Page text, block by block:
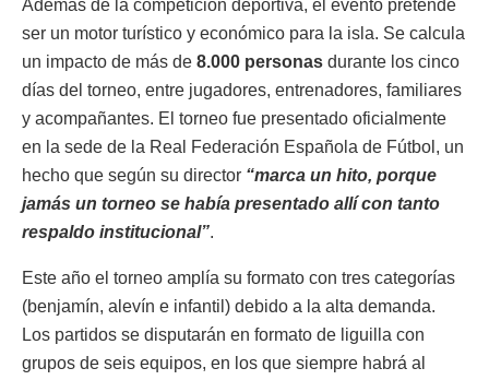
Además de la competición deportiva, el evento pretende
ser un motor turístico y económico para la isla. Se calcula
un impacto de más de 8.000 personas durante los cinco
días del torneo, entre jugadores, entrenadores, familiares
y acompañantes. El torneo fue presentado oficialmente
en la sede de la Real Federación Española de Fútbol, un
hecho que según su director “marca un hito, porque
jamás un torneo se había presentado allí con tanto
respaldo institucional”.
Este año el torneo amplía su formato con tres categorías
(benjamín, alevín e infantil) debido a la alta demanda.
Los partidos se disputarán en formato de liguilla con
grupos de seis equipos, en los que siempre habrá al